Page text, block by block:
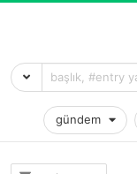
gündem